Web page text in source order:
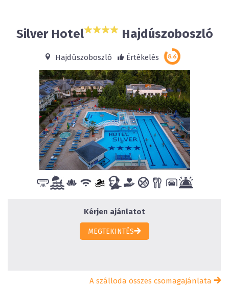
Silver Hotel Hajdúszoboszló
Hajdúszoboszló Értékelés
Kérjen ajánlatot
MEGTEKINTÉS
A szálloda összes csomagajánlata